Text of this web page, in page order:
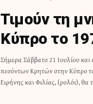
Τιμούν τη
Κύπρο το
Σήμερα Σάββατο 21 Ιουλίου
πεσόντων Κρητών στην Κύπρο
Ειρήνης και Φιλίας, (ρολόι), θα
δέηση, για την ανάπαυση των
απόδοση τιμών. "Όσοι τιμούν την